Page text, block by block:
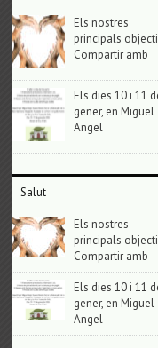
Els nostres
principals
Compartir amb
Els dies 10 i 11
gener, en Miguel
Angel
Salut
Els nostres
principals
Compartir amb
Els dies 10 i 11
gener, en Miguel
Angel